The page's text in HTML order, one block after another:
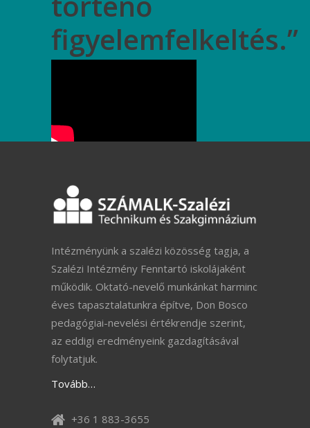
figyelemfelkeltés.”
Intézményünk a szalézi közösség tagja, a
Szalézi Intézmény Fenntartó iskolájaként
működik. Oktató-nevelő munkánkat harminc
éves tapasztalatunkra építve, Don Bosco
pedagógiai-nevelési értékrendje szerint,
az eddigi eredményeink gazdagításával
folytatjuk.
Tovább…
+36 1 883-3655